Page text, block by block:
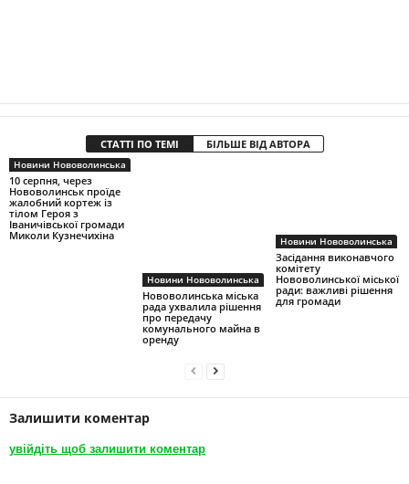
СТАТТІ ПО ТЕМІ БІЛЬШЕ ВІД АВТОРА
Новини Нововолинська
10 серпня, через
Нововолинськ проїде
жалобний кортеж із
тілом Героя з
Іваничівської громади
Миколи Кузнечихіна
Новини Нововолинська
Нововолинська міська
рада ухвалила рішення
про передачу
комунального майна в
оренду
Новини Нововолинська
Засідання виконавчого
комітету
Нововолинської міської
ради: важливі рішення
для громади
Залишити коментар
увійдіть щоб залишити коментар